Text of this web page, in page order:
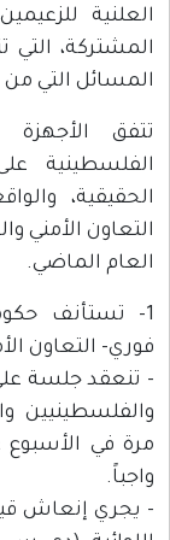
العلنية
المشتركة،
المسائل التي
تتفق الأجهزة
الفلسطينية
الحقيقية،
العام الماضي.
1- تستأنف
فوري- التعاون
- تنعقد جلسة
والفلسطينيين
مرة في الأسبوع
واجباً.
- يجري إنعاش